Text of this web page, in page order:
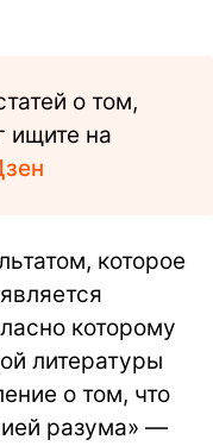
о том,
ищите на
которое
которому
литературы
о том, что
разума» —